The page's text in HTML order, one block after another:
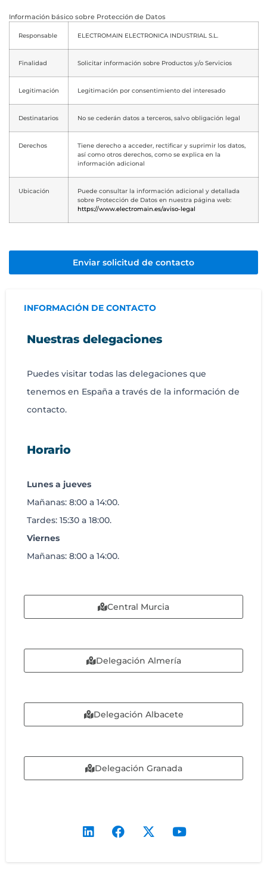
Información básico sobre Protección de Datos
Responsable ELECTROMAIN ELECTRONICA INDUSTRIAL S.L.
Finalidad Solicitar información sobre Productos y/o Servicios
Legitimación Legitimación por consentimiento del interesado
Destinatarios No se cederán datos a terceros, salvo obligación legal
Derechos
Tiene derecho a acceder, rectificar y suprimir los datos,
así como otros derechos, como se explica en la
información adicional
Ubicación
Puede consultar la información adicional y detallada
sobre Protección de Datos en nuestra página web:
https://www.electromain.es/aviso-legal
Enviar solicitud de contacto
INFORMACIÓN DE CONTACTO
Nuestras delegaciones
Puedes visitar todas las delegaciones que
tenemos en España a través de la información de
contacto.
Horario
Lunes a jueves
Mañanas: 8:00 a 14:00.
Tardes: 15:30 a 18:00.
Viernes
Mañanas: 8:00 a 14:00.
Central Murcia
Delegación Almería
Delegación Albacete
Delegación Granada